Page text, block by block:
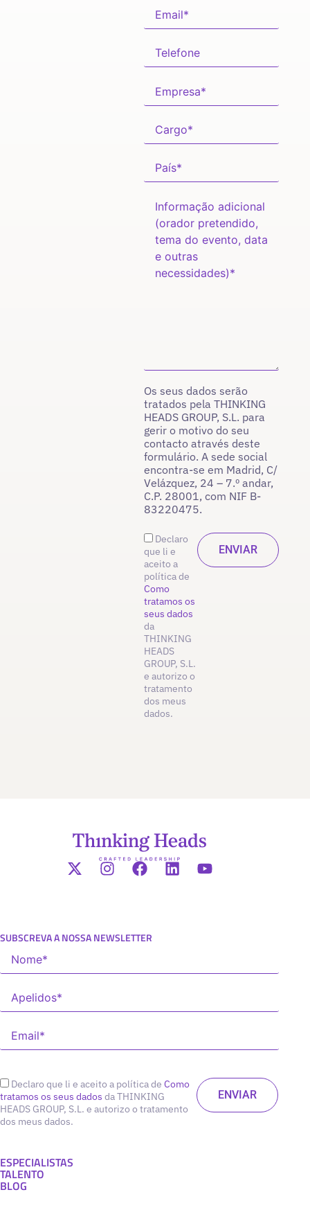
Os seus dados serão
tratados pela THINKING
HEADS GROUP, S.L. para
gerir o motivo do seu
contacto através deste
formulário. A sede social
encontra-se em Madrid, C/
Velázquez, 24 – 7.º andar,
C.P. 28001, com NIF B-
83220475.
Declaro
que li e
aceito a
política de
Como
tratamos os
seus dados
da
THINKING
HEADS
GROUP, S.L.
e autorizo o
tratamento
dos meus
dados.
SUBSCREVA A NOSSA NEWSLETTER
Declaro que li e aceito a política de Como
tratamos os seus dados da THINKING
HEADS GROUP, S.L. e autorizo o tratamento
dos meus dados.
ESPECIALISTAS
TALENTO
BLOG